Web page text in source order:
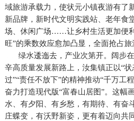
域旅游承载力，使状元小镇夜游有了
新品牌，新时代文明实践站、老年食
场、休闲广场……让乡村生活更加便
旺”的乘数效应愈加凸显，全面抢占旅
绿水逶迤去，产业次第开。阔步在
辛高质量发展新路上，汝集镇正以“
过”“责任不放下”的精神推动“千万工
奋力打造现代版“富春山居图”。这幅
水、有夕阳、有乡愁，有期待、有奋
庄蝶变，有沃野新姿，更有着迈向共